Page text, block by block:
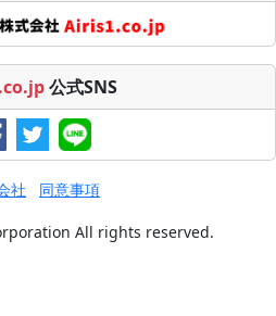
公式SNS
社 同意事項
All rights reserved.